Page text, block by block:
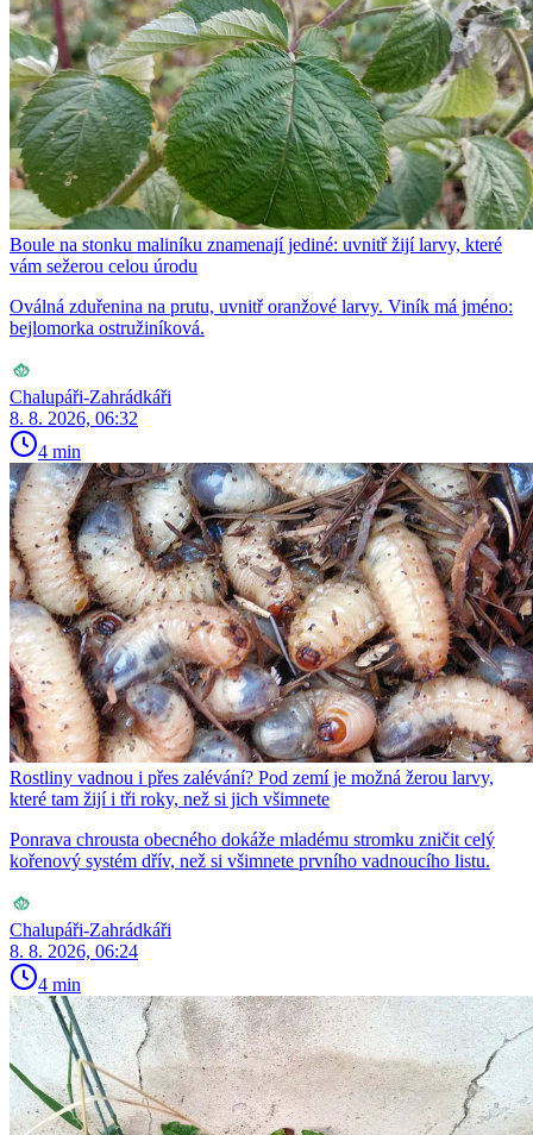
Boule na stonku maliníku znamenají jediné: uvnitř žijí larvy, které
vám sežerou celou úrodu
Oválná zduřenina na prutu, uvnitř oranžové larvy. Viník má jméno:
bejlomorka ostružiníková.
Chalupáři-Zahrádkáři
8. 8. 2026, 06:32
4 min
Rostliny vadnou i přes zalévání? Pod zemí je možná žerou larvy,
které tam žijí i tři roky, než si jich všimnete
Ponrava chrousta obecného dokáže mladému stromku zničit celý
kořenový systém dřív, než si všimnete prvního vadnoucího listu.
Chalupáři-Zahrádkáři
8. 8. 2026, 06:24
4 min